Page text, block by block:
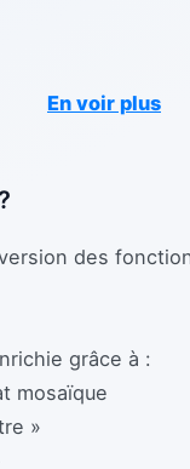
En voir plus
des
grâce à :
mosaïque
»